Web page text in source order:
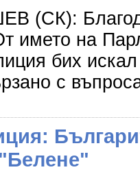
(СК):
името на
бих
с